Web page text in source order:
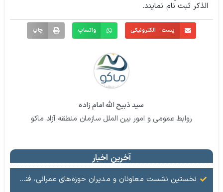
الذكر ثبت نام نمايند.
پست الکترونیکی واتساپ چاپ
سید ذبیح الله امام زاده
روابط عمومی و امور بین الملل سازمان منطقه آزاد ماکو
آخرین اخبار
نخستین نشست معاونان و مدیران حوزه‌های عمرانی، فنی، شهرسازی، محیط‌زیست، خدمات شهری و لجستیک ۱۸ منطقه آزاد در سال ۱۴۰۵ برگزار شد